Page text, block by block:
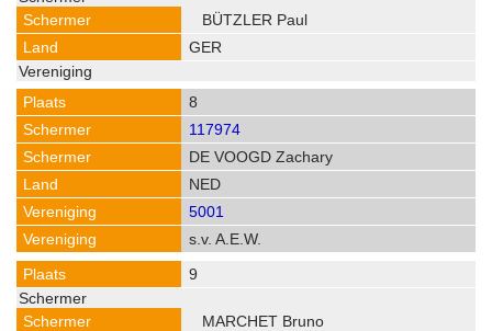
BÜTZLER Paul
GER
8
117974
DE VOOGD Zachary
NED
5001
s.v. A.E.W.
9
MARCHET Bruno